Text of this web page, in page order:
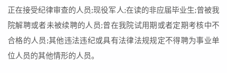
正在接受纪律审查的人员;现役军人;在读的非应届毕业生;曾被我
院解聘或者未被续聘的人员;曾在我院试用期或者定期考核中不
合格的人员;其他违法违纪或具有法律法规规定不得聘为事业单
位人员的其他情形的人员。